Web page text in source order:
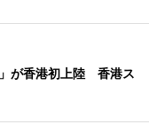
が香港初上陸 香港ス